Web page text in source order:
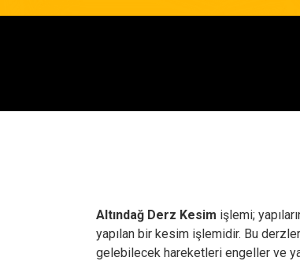
Altındağ Derz Kesim işlemi;
yapılan bir kesim işlemidir. Bu
gelebilecek hareketleri engeller ve